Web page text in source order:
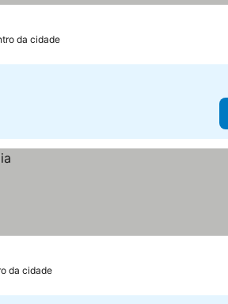
da cidade
da cidade